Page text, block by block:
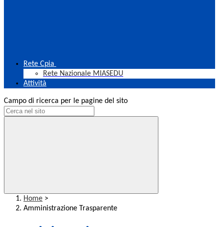
Rete Cpia
Rete Nazionale MIASEDU
Attività
Campo di ricerca per le pagine del sito
Home >
Amministrazione Trasparente